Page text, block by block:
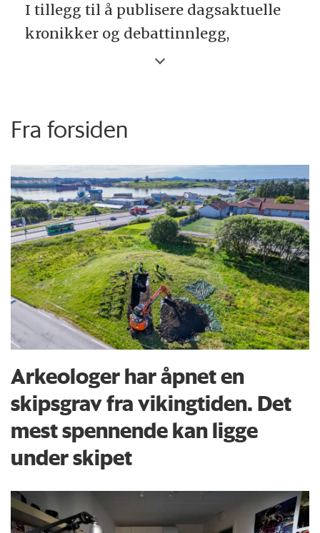
I tillegg til å publisere dagsaktuelle
kronikker og debattinnlegg,
publiserer forskning.no også
Debattinnlegg kan være på inntil
5000 tegn med mellomrom.
Kronikker og «Forskeren forteller»-
tekster kan være inntil 7000 tegn
med mellomrom. Vi forbeholder oss
retten til å redigere innsendt
materiale.
Du kan sende tekster og utkast til
epost@forskning.no
Fra forsiden
Arkeologer har åpnet en
skipsgrav fra vikingtiden. Det
mest spennende kan ligge
under skipet